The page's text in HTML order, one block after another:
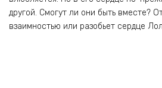
другой. Смогут ли они быть вместе?
взаимностью или разобьет сердце